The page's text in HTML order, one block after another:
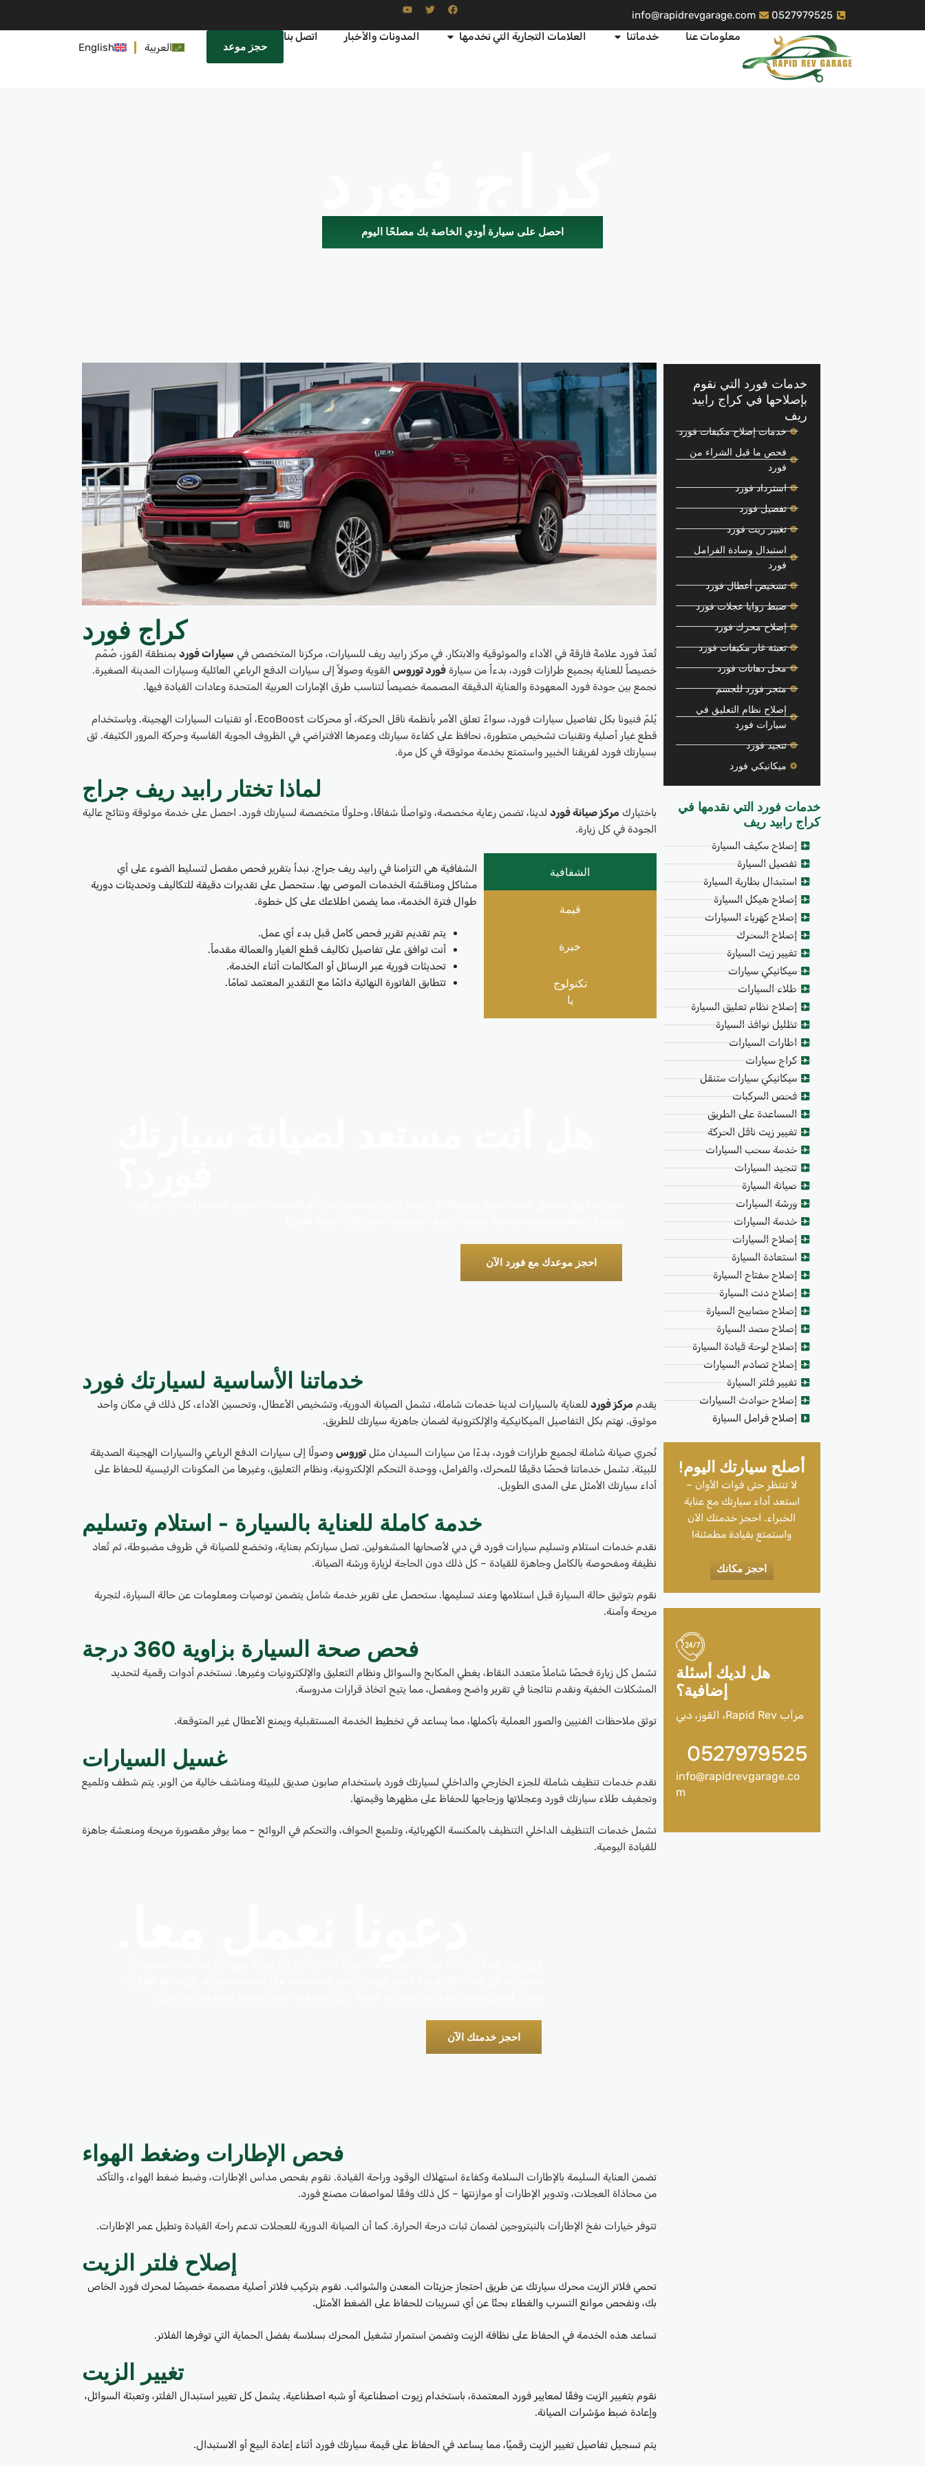
0527979525
info@rapidrevgarage.com
معلومات عنا
خدماتنا العلامات التجارية التي نخدمها المدونات والأخبار اتصل بنا
حجز موعد العربية English
احصل على سيارة أودي الخاصة بك مصلحًا اليوم
كراج فورد
تُعدّ فورد علامةً فارقةً في الأداء والموثوقية والابتكار. في مركز رابيد ريف للسيارات، مركزنا المتخصص في سيارات فورد بمنطقة القوز، صُمّم
خصيصاً للعناية بجميع طرازات فورد، بدءاً من سيارةفورد توروس القوية وصولاً إلى سيارات الدفع الرباعي العائلية وسيارات المدينة الصغيرة.
نجمع بين جودة فورد المعهودة والعناية الدقيقة المصممة خصيصاً لتناسب طرق الإمارات العربية المتحدة وعادات القيادة فيها.
يُلمّ فنيونا بكل تفاصيل سيارات فورد، سواءً تعلق الأمر بأنظمة ناقل الحركة، أو محركات EcoBoost، أو تقنيات السيارات الهجينة. وباستخدام
قطع غيار أصلية وتقنيات تشخيص متطورة، نحافظ على كفاءة سيارتك وعمرها الافتراضي في الظروف الجوية القاسية وحركة المرور الكثيفة. ثق
بسيارتك فورد لفريقنا الخبير واستمتع بخدمة موثوقة في كل مرة.
لماذا تختار رابيد ريف جراج
باختيارك مركز صيانة فورد لدينا، تضمن رعاية مخصصة، وتواصلًا شفافًا، وحلولًا متخصصة لسيارتك فورد. احصل على خدمة موثوقة ونتائج عالية
الجودة في كل زيارة.
الشفافية
قيمة
خبرة
تكنولوج
يا
الشفافية هي التزامنا في رابيد ريف جراج. نبدأ بتقرير فحص مفصل لتسليط الضوء على أي
مشاكل ومناقشة الخدمات الموصى بها. ستحصل على تقديرات دقيقة للتكاليف وتحديثات دورية
طوال فترة الخدمة، مما يضمن اطلاعك على كل خطوة.
يتم تقديم تقرير فحص كامل قبل بدء أي عمل.
أنت توافق على تفاصيل تكاليف قطع الغيار والعمالة مقدماً.
تحديثات فورية عبر الرسائل أو المكالمات أثناء الخدمة.
تتطابق الفاتورة النهائية دائمًا مع التقدير المعتمد تمامًا.
احجز موعدك مع فورد الآن
خدماتنا الأساسية لسيارتك فورد
يقدم مركز فورد للعناية بالسيارات لدينا خدمات شاملة، تشمل الصيانة الدورية، وتشخيص الأعطال، وتحسين الأداء، كل ذلك في مكان واحد
موثوق. نهتم بكل التفاصيل الميكانيكية والإلكترونية لضمان جاهزية سيارتك للطريق.
نُجري صيانة شاملة لجميع طرازات فورد، بدءًا من سيارات السيدان مثل توروس وصولًا إلى سيارات الدفع الرباعي والسيارات الهجينة الصديقة
للبيئة. تشمل خدماتنا فحصًا دقيقًا للمحرك، والفرامل، ووحدة التحكم الإلكترونية، ونظام التعليق، وغيرها من المكونات الرئيسية للحفاظ على
أداء سيارتك الأمثل على المدى الطويل.
خدمة كاملة للعناية بالسيارة - استلام وتسليم
نقدم خدمات استلام وتسليم سيارات فورد في دبي لأصحابها المشغولين. تصل سيارتكم بعناية، وتخضع للصيانة في ظروف مضبوطة، ثم تُعاد
نظيفة ومفحوصة بالكامل وجاهزة للقيادة – كل ذلك دون الحاجة لزيارة ورشة الصيانة.
نقوم بتوثيق حالة السيارة قبل استلامها وعند تسليمها. ستحصل على تقرير خدمة شامل يتضمن توصيات ومعلومات عن حالة السيارة، لتجربة
مريحة وآمنة.
فحص صحة السيارة بزاوية 360 درجة
تشمل كل زيارة فحصًا شاملاً متعدد النقاط، يغطي المكابح والسوائل ونظام التعليق والإلكترونيات وغيرها. نستخدم أدوات رقمية لتحديد
المشكلات الخفية ونقدم نتائجنا في تقرير واضح ومفصل، مما يتيح اتخاذ قرارات مدروسة.
توثق ملاحظات الفنيين والصور العملية بأكملها، مما يساعد في تخطيط الخدمة المستقبلية ويمنع الأعطال غير المتوقعة.
غسيل السيارات
نقدم خدمات تنظيف شاملة للجزء الخارجي والداخلي لسيارتك فورد باستخدام صابون صديق للبيئة ومناشف خالية من الوبر. يتم شطف وتلميع
وتجفيف طلاء سيارتك فورد وعجلاتها وزجاجها للحفاظ على مظهرها وقيمتها.
تشمل خدمات التنظيف الداخلي التنظيف بالمكنسة الكهربائية، وتلميع الحواف، والتحكم في الروائح – مما يوفر مقصورة مريحة ومنعشة جاهزة
للقيادة اليومية.
احجز خدمتك الآن
فحص الإطارات وضغط الهواء
تضمن العناية السليمة بالإطارات السلامة وكفاءة استهلاك الوقود وراحة القيادة. نقوم بفحص مداس الإطارات، وضبط ضغط الهواء، والتأكد
من محاذاة العجلات، وتدوير الإطارات أو موازنتها – كل ذلك وفقًا لمواصفات مصنع فورد.
تتوفر خيارات نفخ الإطارات بالنيتروجين لضمان ثبات درجة الحرارة. كما أن الصيانة الدورية للعجلات تدعم راحة القيادة وتطيل عمر الإطارات.
إصلاح فلتر الزيت
تحمي فلاتر الزيت محرك سيارتك عن طريق احتجاز جزيئات المعدن والشوائب. نقوم بتركيب فلاتر أصلية مصممة خصيصًا لمحرك فورد الخاص
بك، ونفحص موانع التسرب والغطاء بحثًا عن أي تسريبات للحفاظ على الضغط الأمثل.
تساعد هذه الخدمة في الحفاظ على نظافة الزيت وتضمن استمرار تشغيل المحرك بسلاسة بفضل الحماية التي توفرها الفلاتر.
تغيير الزيت
نقوم بتغيير الزيت وفقًا لمعايير فورد المعتمدة، باستخدام زيوت اصطناعية أو شبه اصطناعية. يشمل كل تغيير استبدال الفلتر، وتعبئة السوائل،
وإعادة ضبط مؤشرات الصيانة.
يتم تسجيل تفاصيل تغيير الزيت رقميًا، مما يساعد في الحفاظ على قيمة سيارتك فورد أثناء إعادة البيع أو الاستبدال.
خدمات فورد التي نقوم
بإصلاحها في كراج رابيد
ريف
خدمات إصلاح مكيفات فورد
فحص ما قبل الشراء من
فورد
استرداد فورد
تفصيل فورد
تغيير زيت فورد
استبدال وسادة الفرامل
فورد
تشخيص أعطال فورد
ضبط زوايا عجلات فورد
إصلاح محرك فورد
تعبئة غاز مكيفات فورد
محل دهانات فورد
متجر فورد للجسم
إصلاح نظام التعليق في
سيارات فورد
تنجيد فورد
ميكانيكي فورد
خدمات فورد التي نقدمها في
كراج رابيد ريف
إصلاح مكيف السيارة
تفصيل السيارة
استبدال بطارية السيارة
إصلاح هيكل السيارة
إصلاح كهرباء السيارات
إصلاح المحرك
تغيير زيت السيارة
ميكانيكي سيارات
طلاء السيارات
إصلاح نظام تعليق السيارة
تظليل نوافذ السيارة
اطارات السيارات
كراج سيارات
ميكانيكي سيارات متنقل
فحص المركبات
المساعدة على الطريق
تغيير زيت ناقل الحركة
خدمة سحب السيارات
تنجيد السيارات
صيانة السيارة
ورشة السيارات
خدمة السيارات
إصلاح السيارات
استعادة السيارة
إصلاح مفتاح السيارة
إصلاح دنت السيارة
إصلاح مصابيح السيارة
إصلاح مصد السيارة
إصلاح لوحة قيادة السيارة
إصلاح تصادم السيارات
تغيير فلتر السيارة
إصلاح حوادث السيارات
إصلاح فرامل السيارة
أصلح سيارتك اليوم!
لا تنتظر حتى فوات الأوان –
استعد أداء سيارتك مع عناية
الخبراء. احجز خدمتك الآن
واستمتع بقيادة مطمئنة!
احجز مكانك
هل لديك أسئلة
إضافية؟
مرآب Rapid Rev، القوز، دبي
0527979525
info@rapidrevgarage.co
m